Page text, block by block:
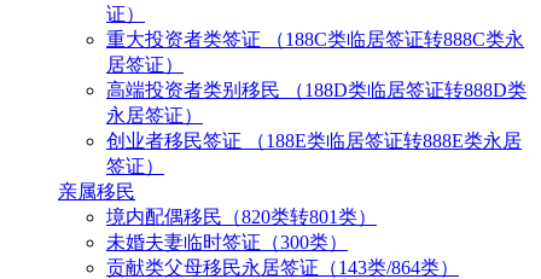
证）
重大投资者类签证 （188C类临居签证转888C类永
居签证）
高端投资者类别移民 （188D类临居签证转888D类
永居签证）
创业者移民签证 （188E类临居签证转888E类永居
签证）
亲属移民
境内配偶移民（820类转801类）
未婚夫妻临时签证（300类）
贡献类父母移民永居签证（143类/864类）